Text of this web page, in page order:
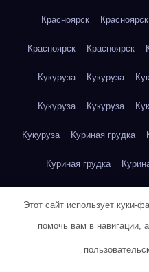
Красноярск Красноярск
Красноярск Красноярск
Кукуруза Кукуруза
Кукуруза Кукуруза
Кукуруза Куриная грудка
Куриная грудка
Куриная грудка
Куриная грудка
Этот сайт использует куки-
помочь вам в навигации,